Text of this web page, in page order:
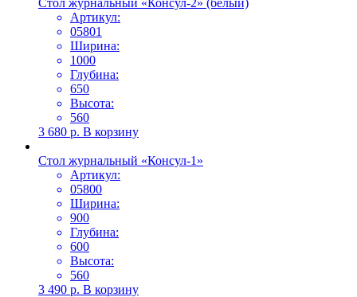
Стол журнальный «Консул-2» (белый)
Артикул:
05801
Ширина:
1000
Глубина:
650
Высота:
560
3 680 р. В корзину
Стол журнальный «Консул-1»
Артикул:
05800
Ширина:
900
Глубина:
600
Высота:
560
3 490 р. В корзину